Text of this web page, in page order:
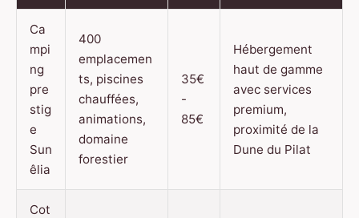
Ca
mpi
ng
pre
stig
e
Sun
êlia
400
emplacemen
ts, piscines
chauffées,
animations,
domaine
forestier
35€
-
85€
Hébergement
haut de gamme
avec services
premium,
proximité de la
Dune du Pilat
Cot